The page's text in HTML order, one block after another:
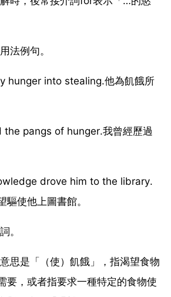
法例句。
hunger into stealing.他為飢餓所
pangs of hunger.我曾經歷過
drove him to the library.
驅使他上圖書館。
。
思是「（使）飢餓」，指渴望食物
要，或者指要求一種特定的食物使